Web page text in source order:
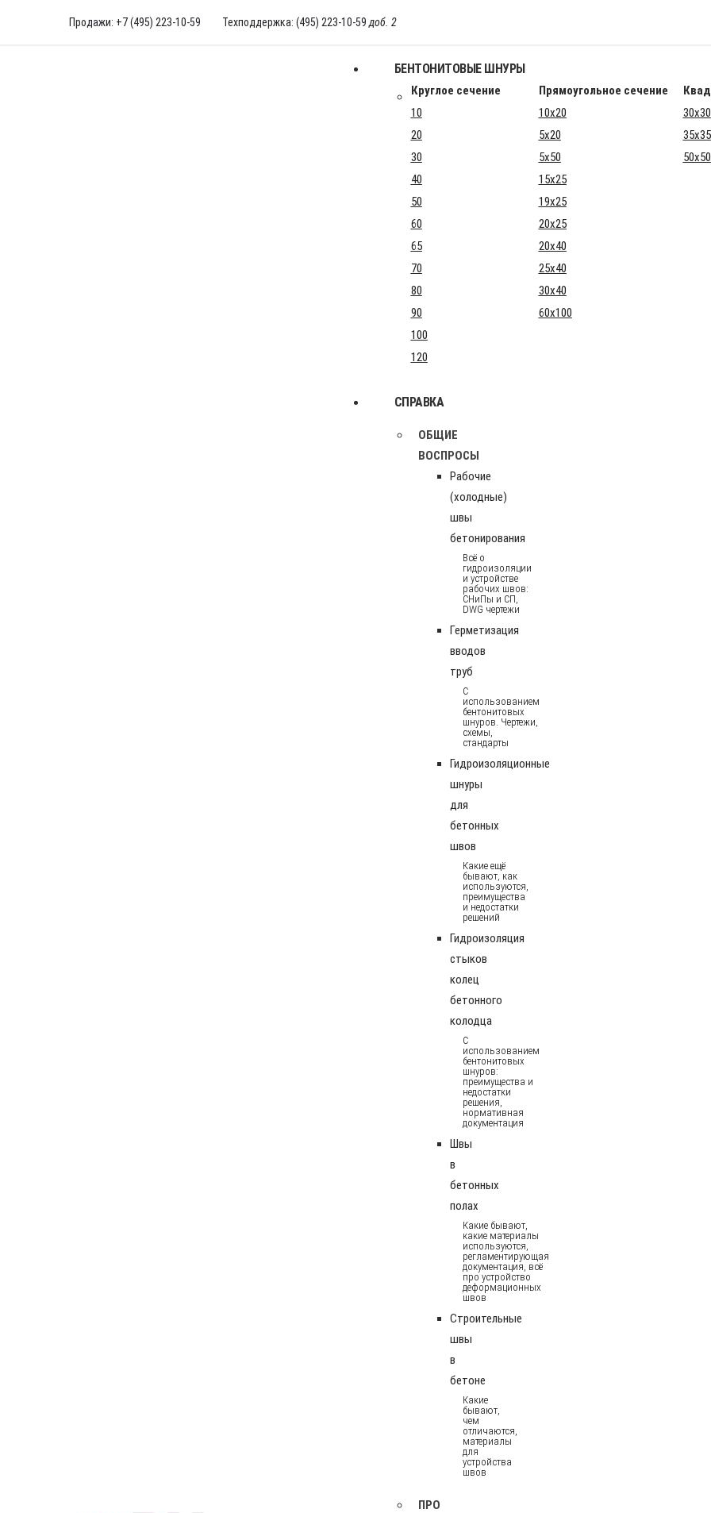
Продажи: +7 (495) 223-10-59 Техподдержка: (495) 223-10-59 доб. 2
БЕНТОНИТОВЫЕ ШНУРЫ
Круглое сечение Прямоугольное сечение
10
10x20
30x30
20
5x20
35x35
30
5x50
50x50
40
15x25
50
19x25
60
20x25
65
20x40
70
25x40
80
30x40
90
60x100
100
120
СПРАВКА
ОБЩИЕ
ВОСПРОСЫ
Рабочие
(холодные)
швы
бетонирования
Всё о
гидроизоляции
и устройстве
рабочих швов:
СНиПы и СП,
DWG чертежи
Герметизация
вводов
труб
С
использованием
бентонитовых
шнуров. Чертежи,
схемы,
стандарты
Гидроизоляционные
шнуры
для
бетонных
швов
Какие ещё
бывают, как
используются,
преимущества
и недостатки
решений
Гидроизоляция
стыков
колец
бетонного
колодца
С
использованием
бентонитовых
шнуров:
преимущества и
недостатки
решения,
нормативная
документация
Швы
в
бетонных
полах
Какие бывают,
какие материалы
используются,
регламентирующая
документация, всё
про устройство
деформационных
швов
Строительные
швы
в
бетоне
Какие
бывают,
чем
отличаются,
материалы
для
устройства
швов
ПРО